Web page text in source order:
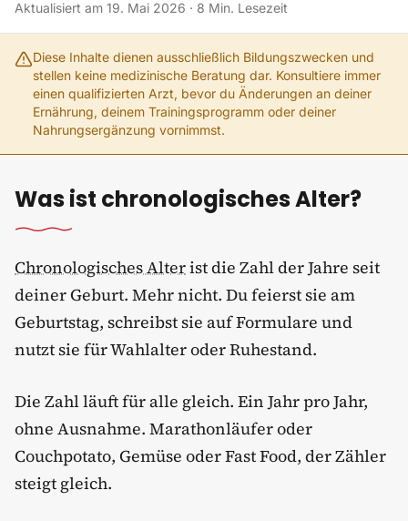
Aktualisiert am 19. Mai 2026 · 8 Min. Lesezeit
Diese Inhalte dienen ausschließlich Bildungszwecken und
stellen keine medizinische Beratung dar. Konsultiere immer
einen qualifizierten Arzt, bevor du Änderungen an deiner
Ernährung, deinem Trainingsprogramm oder deiner
Nahrungsergänzung vornimmst.
Was ist chronologisches Alter?
Chronologisches Alterist die Zahl der Jahre seit
deiner Geburt. Mehr nicht. Du feierst sie am
Geburtstag, schreibst sie auf Formulare und
nutzt sie für Wahlalter oder Ruhestand.
Die Zahl läuft für alle gleich. Ein Jahr pro Jahr,
ohne Ausnahme. Marathonläufer oder
Couchpotato, Gemüse oder Fast Food, der Zähler
steigt gleich.